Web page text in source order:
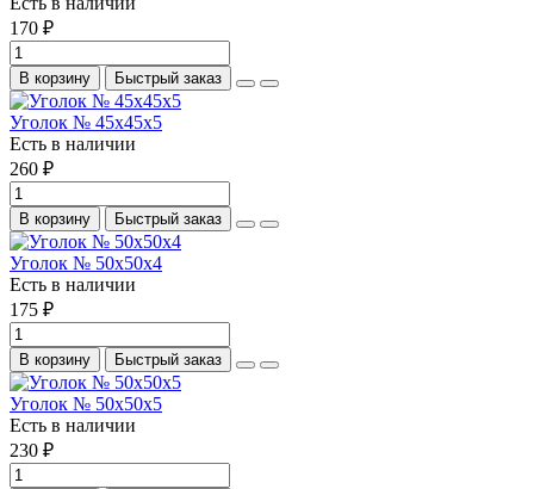
170 ₽
В корзину Быстрый заказ
Уголок № 45х45х5
Есть в наличии
260 ₽
В корзину Быстрый заказ
Уголок № 50х50х4
Есть в наличии
175 ₽
В корзину Быстрый заказ
Уголок № 50х50х5
Есть в наличии
230 ₽